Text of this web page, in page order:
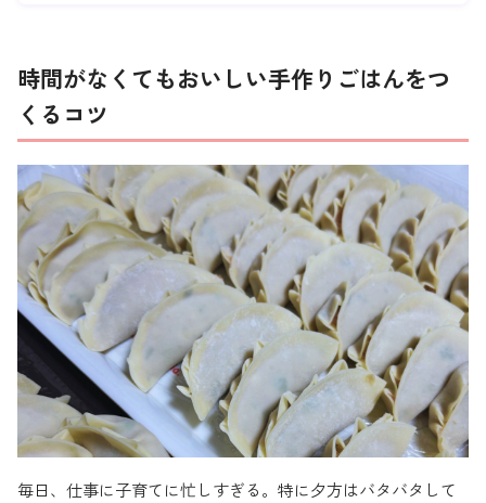
時間がなくてもおいしい手作りごはんをつ
くるコツ
毎日、仕事に子育てに忙しすぎる。特に夕方はバタバタして